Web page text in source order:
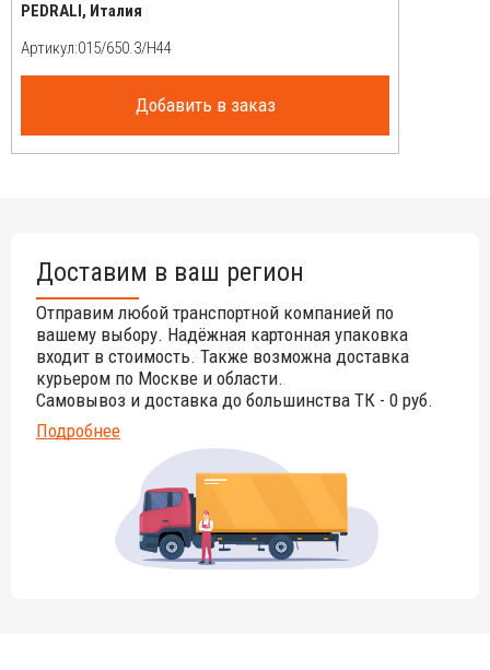
PEDRALI, Италия
Артикул:
Добавить в заказ
Доставим в ваш регион
Отправим любой транспортной компанией по
вашему выбору. Надёжная картонная упаковка
входит в стоимость. Также возможна доставка
курьером по Москве и области.
Самовывоз и доставка до большинства ТК - 0 руб.
Подробнее